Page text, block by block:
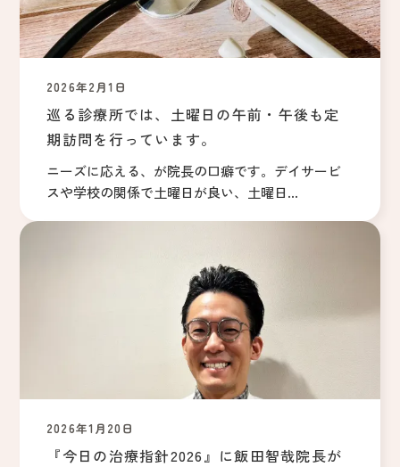
2026年2月1日
巡る診療所では、土曜日の午前・午後も定
期訪問を行っています。
ニーズに応える、が院長の口癖です。デイサービ
スや学校の関係で土曜日が良い、土曜日...
2026年1月20日
『今日の治療指針2026』に飯田智哉院長が